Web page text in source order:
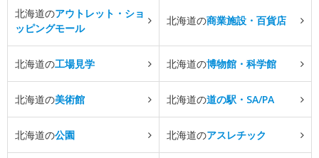
北海道のアウトレット・ショ
ッピングモール
北海道の商業施設・百貨店
北海道の工場見学 北海道の博物館・科学館
北海道の美術館 北海道の道の駅・SA/PA
北海道の公園 北海道のアスレチック